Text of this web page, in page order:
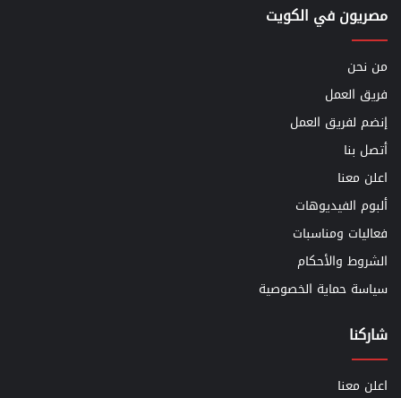
مصريون في الكويت
من نحن
فريق العمل
إنضم لفريق العمل
أتصل بنا
اعلن معنا
ألبوم الفيديوهات
فعاليات ومناسبات
الشروط والأحكام
سياسة حماية الخصوصية
شاركنا
اعلن معنا